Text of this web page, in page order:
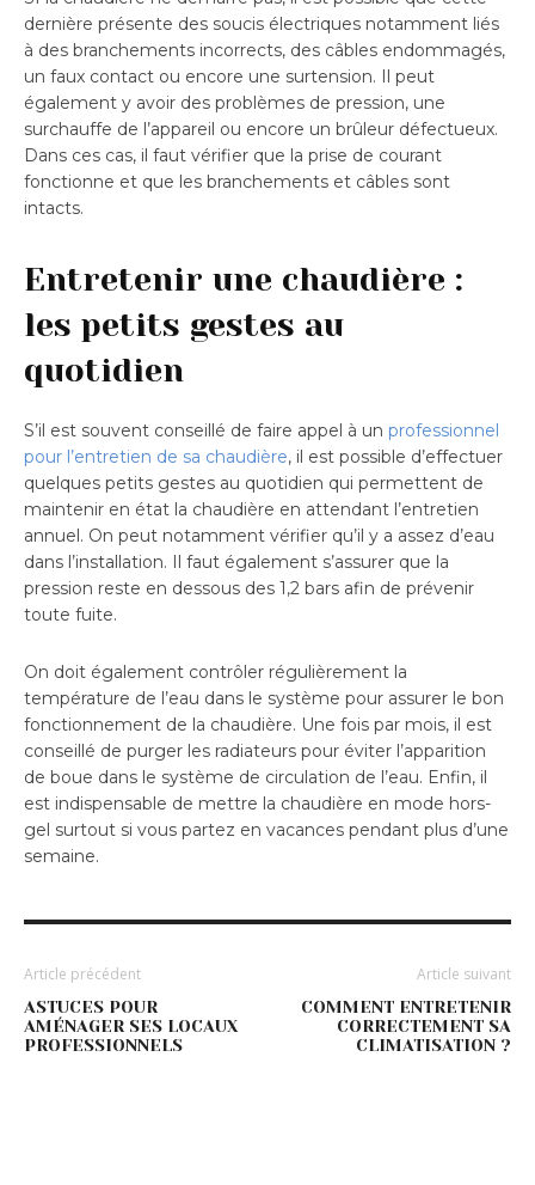
dernière présente des soucis électriques notamment liés
à des branchements incorrects, des câbles endommagés,
un faux contact ou encore une surtension. Il peut
également y avoir des problèmes de pression, une
surchauffe de l’appareil ou encore un brûleur défectueux.
Dans ces cas, il faut vérifier que la prise de courant
fonctionne et que les branchements et câbles sont
intacts.
Entretenir une chaudière :
les petits gestes au
quotidien
S’il est souvent conseillé de faire appel à un professionnel
pour l’entretien de sa chaudière, il est possible d’effectuer
quelques petits gestes au quotidien qui permettent de
maintenir en état la chaudière en attendant l’entretien
annuel. On peut notamment vérifier qu’il y a assez d’eau
dans l’installation. Il faut également s’assurer que la
pression reste en dessous des 1,2 bars afin de prévenir
toute fuite.
On doit également contrôler régulièrement la
température de l’eau dans le système pour assurer le bon
fonctionnement de la chaudière. Une fois par mois, il est
conseillé de purger les radiateurs pour éviter l’apparition
de boue dans le système de circulation de l’eau. Enfin, il
est indispensable de mettre la chaudière en mode hors-
gel surtout si vous partez en vacances pendant plus d’une
semaine.
Article précédent
ASTUCES POUR
AMÉNAGER SES LOCAUX
PROFESSIONNELS
Article suivant
COMMENT ENTRETENIR
CORRECTEMENT SA
CLIMATISATION ?